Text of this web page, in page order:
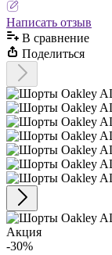
Написать отзыв
В сравнениe
Поделиться
Акция
-30%